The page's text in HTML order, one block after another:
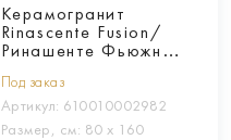
Керамогранит
Rinascente Fusion/
Ринашенте Фьюжн
Под заказ
Артикул: 610010002982
Размер, см: 80 х 160